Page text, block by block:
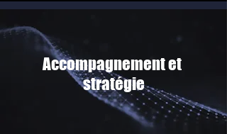
Accompagnement et
stratégie